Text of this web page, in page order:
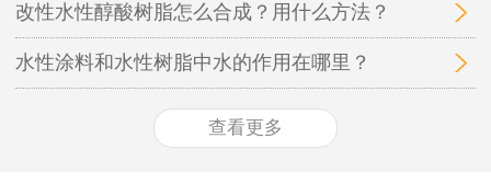
改性水性醇酸树脂怎么合成？用什么方法？
水性涂料和水性树脂中水的作用在哪里？
查看更多